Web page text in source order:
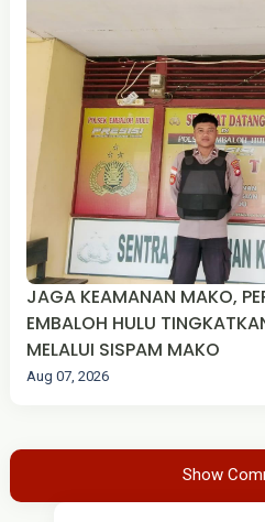
JAGA KEAMANAN MAKO,
EMBALOH HULU
MELALUI SISPAM MAKO
Aug 07, 2026
Show